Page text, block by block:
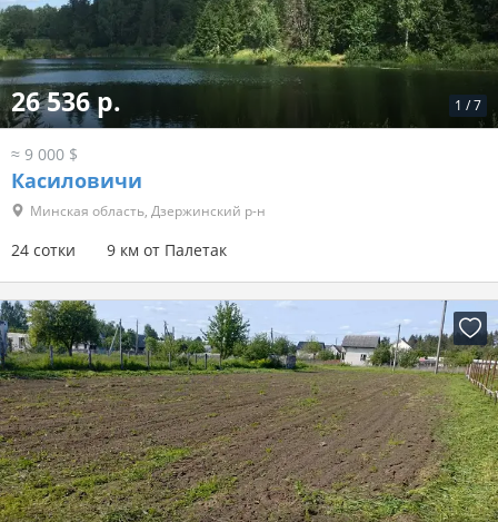
1 /7
26 536 р.
≈ 9 000 $
Касиловичи
Минская область, Дзержинский р-н
24 сотки 9 км от Палетак